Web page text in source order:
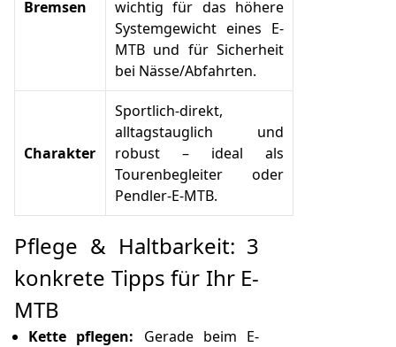
Bremsen
wichtig für das höhere
Systemgewicht eines E-
MTB und für Sicherheit
bei Nässe/Abfahrten.
Charakter
Sportlich-direkt,
alltagstauglich und
robust – ideal als
Tourenbegleiter oder
Pendler-E-MTB.
Pflege & Haltbarkeit: 3
konkrete Tipps für Ihr E-
MTB
Kette pflegen: Gerade beim E-